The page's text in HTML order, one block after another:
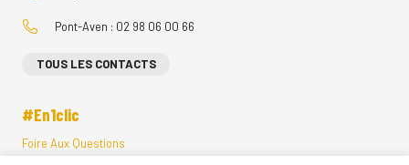
Pont-Aven : 02 98 06 00 66
TOUS LES CONTACTS
#En1clic
Foire Aux Questions